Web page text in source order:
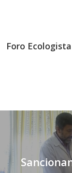
Foro